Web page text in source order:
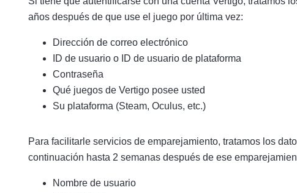
años después de que use el juego por última vez:
Dirección de correo electrónico
ID de usuario o ID de usuario de plataforma
Contraseña
Qué juegos de Vertigo posee usted
Su plataforma (Steam, Oculus, etc.)
Para facilitarle servicios de emparejamiento, tratamos los
continuación hasta 2 semanas después de ese
Nombre de usuario